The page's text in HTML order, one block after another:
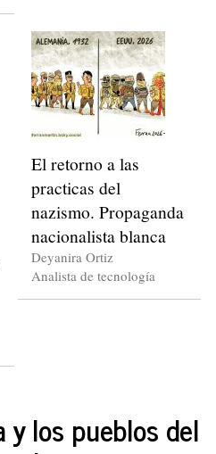
El retorno a las
practicas del
nazismo. Propaganda
nacionalista blanca
Deyanira Ortiz
Analista de tecnología
los pueblos del